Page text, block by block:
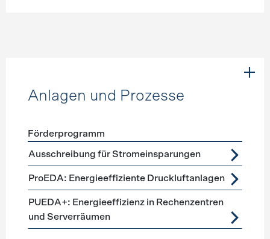
Anlagen und Prozesse
Förderprogramme Anlagen und Prozesse
Förderprogramm
Ausschreibung für Stromeinsparungen
ProEDA: Energieeffiziente Druckluftanlagen
PUEDA+: Energieeffizienz in Rechenzentren
und Serverräumen